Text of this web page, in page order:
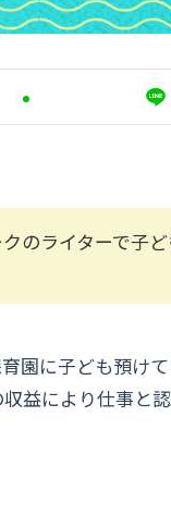
のライターで子
園に子ども預け
益により仕事と